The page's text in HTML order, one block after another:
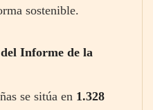
sostenible.
Informe de la
se sitúa en 1.328